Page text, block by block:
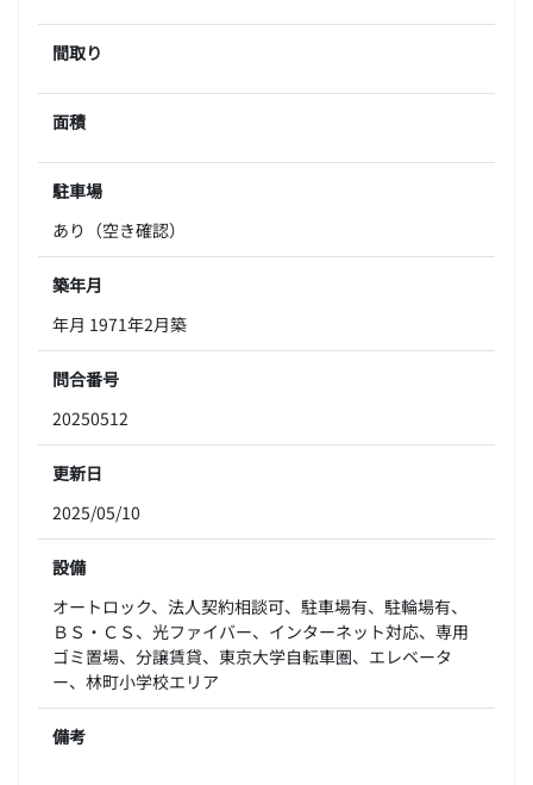
間取り
面積
駐車場
あり（空き確認）
築年月
年月 1971年2月築
問合番号
20250512
更新日
2025/05/10
設備
オートロック、法人契約相談可、駐車場有、駐輪場有、
ＢＳ・ＣＳ、光ファイバー、インターネット対応、専用
ゴミ置場、分譲賃貸、東京大学自転車圏、エレベータ
ー、林町小学校エリア
備考